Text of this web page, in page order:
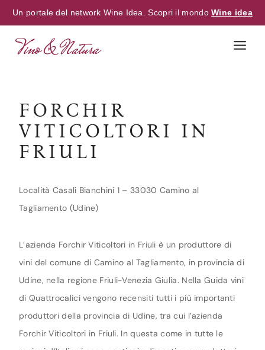
Un portale del network Wine Idea. Scopri il mondoWine idea
FORCHIR
VITICOLTORI IN
FRIULI
Località Casali Bianchini 1 – 33030 Camino al
Tagliamento (Udine)
L’azienda Forchir Viticoltori in Friuli è un produttore di
vini del comune di Camino al Tagliamento, in provincia di
Udine, nella regione Friuli-Venezia Giulia. Nella Guida vini
di Quattrocalici vengono recensiti tutti i più importanti
produttori della provincia di Udine, tra cui l’azienda
Forchir Viticoltori in Friuli. In questa come in tutte le